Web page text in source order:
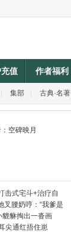
值 作者福利
集部 古典·名著
空碑映月
击式宅斗+治疗自
腰奶哼：“我爹是
貔貅掏出一沓画
尖通红捂住崽